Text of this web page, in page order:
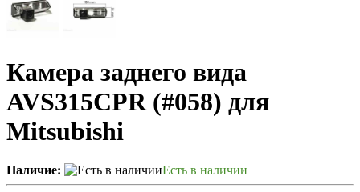
Камера заднего вида
AVS315CPR (#058) для
Mitsubishi
Наличие: Есть в наличии